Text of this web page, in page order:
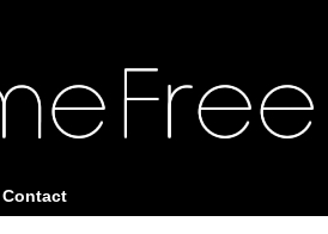
Contact